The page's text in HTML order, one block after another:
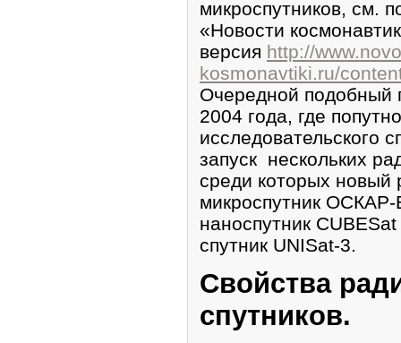
микроспутников, см.
«Новости
версия http://
kosmonavtiki.ru/
Очередной подобный
2004 года, где
исследовательского
запуск нескольких
среди которых новый
микроспутник ОСКАР-
наноспутник
спутник UNISat-3.
Свойства
спутников.